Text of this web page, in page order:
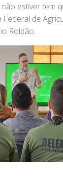
estiver tem
de
Roldão.